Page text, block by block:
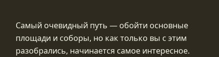
Самый очевидный путь — обойти основные
площади и соборы, но как только вы с этим
разобрались, начинается самое интересное.